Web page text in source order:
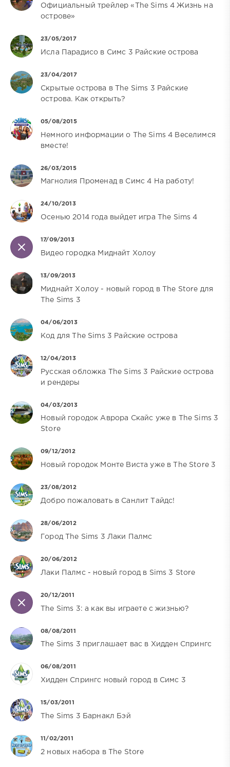
Официальный трейлер «The Sims 4 Жизнь на
острове»
23/05/2017
Исла Парадисо в Симс 3 Райские острова
23/04/2017
Скрытые острова в The Sims 3 Райские
острова. Как открыть?
05/08/2015
Немного информации о The Sims 4 Веселимся
вместе!
26/03/2015
Магнолия Променад в Симс 4 На работу!
24/10/2013
Осенью 2014 года выйдет игра The Sims 4
17/09/2013
Видео городка Миднайт Холоу
13/09/2013
Миднайт Холоу - новый город в The Store для
The Sims 3
04/06/2013
Код для The Sims 3 Райские острова
12/04/2013
Русская обложка The Sims 3 Райские острова
и рендеры
04/03/2013
Новый городок Аврора Скайс уже в The Sims 3
Store
09/12/2012
Новый городок Монте Виста уже в The Store 3
23/08/2012
Добро пожаловать в Санлит Тайдс!
28/06/2012
Город The Sims 3 Лаки Палмс
20/06/2012
Лаки Палмс - новый город в Sims 3 Store
20/12/2011
The Sims 3: а как вы играете с жизнью?
08/08/2011
The Sims 3 приглашает вас в Хидден Спрингс
06/08/2011
Хидден Спрингс новый город в Симс 3
15/03/2011
The Sims 3 Барнакл Бэй
11/02/2011
2 новых набора в The Store